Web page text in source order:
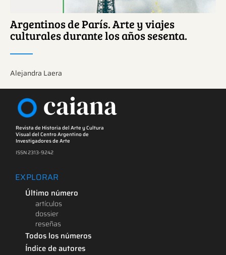
Argentinos de París. Arte y viajes
culturales durante los años sesenta.
Alejandra Laera
caiana
Revista de Historia del Arte y Cultura
Visual del Centro Argentino de
Investigadores de Arte
ISSN 2313-9242
EXPLORAR
Último número
artículos
dossier
reseñas
Todos los números
Índice de autores